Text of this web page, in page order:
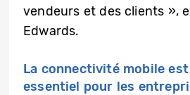
vendeurs et des clients »,
Edwards.
La connectivité mobile
essentiel pour les